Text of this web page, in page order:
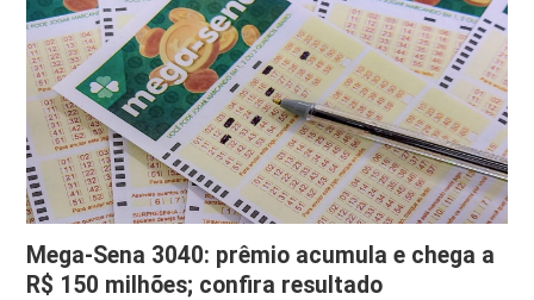
Mega-Sena 3040: prêmio acumula e chega a
R$ 150 milhões; confira resultado